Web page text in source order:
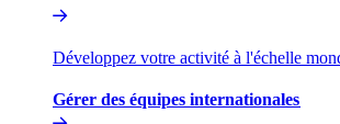
Développez votre activité à l'échelle
Gérer des équipes internationales​​